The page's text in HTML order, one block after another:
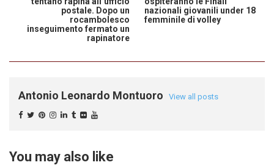
postale. Dopo un
rocambolesco
inseguimento fermato un
rapinatore
nazionali giovanili under 18
femminile di volley
Antonio Leonardo Montuoro View all posts
You may also like